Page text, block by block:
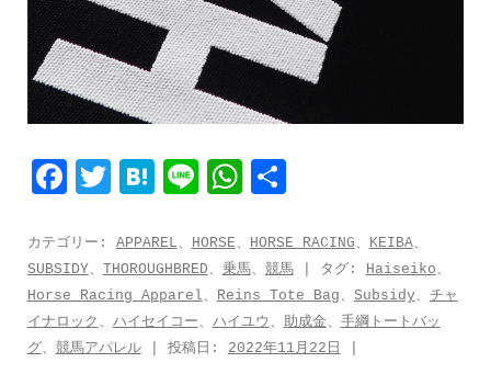
F
c
e
b
o
T
i
t
t
e
H
t
e
n
a
L
n
e
W
a
t
s
A
共
カテゴリー: APPAREL、 HORSE、 HORSE RACING、 KEIBA、
SUBSIDY、 THOROUGHBRED、 乗馬、 競馬| タグ: Haiseiko、
Horse Racing Apparel、 Reins Tote Bag、 Subsidy、 チャ
イナロック 、 ハイセイコー、 ハイユウ 、 助成金、 手綱トートバッ
グ、 競馬アパレル| 投稿日: 2022年11月22日